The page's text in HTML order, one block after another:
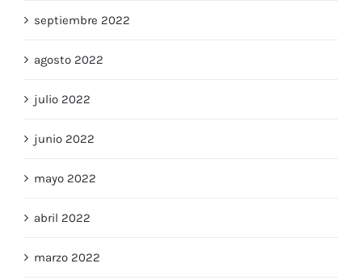
septiembre 2022
agosto 2022
julio 2022
junio 2022
mayo 2022
abril 2022
marzo 2022